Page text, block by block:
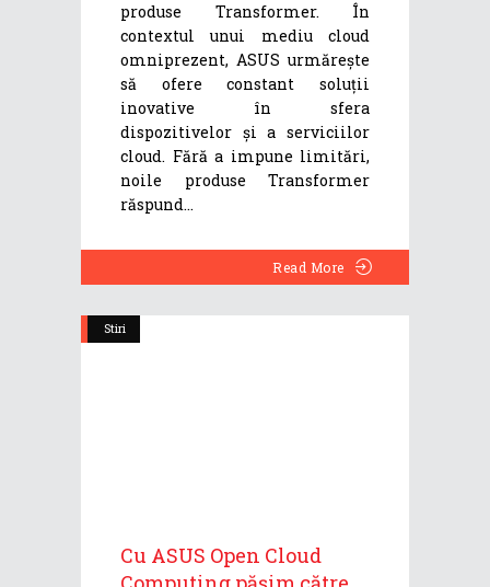
produse Transformer. În
contextul unui mediu cloud
omniprezent, ASUS urmărește
să ofere constant soluții
inovative în sfera
dispozitivelor și a serviciilor
cloud. Fără a impune limitări,
noile produse Transformer
răspund
Read More
Stiri
Cu ASUS Open Cloud